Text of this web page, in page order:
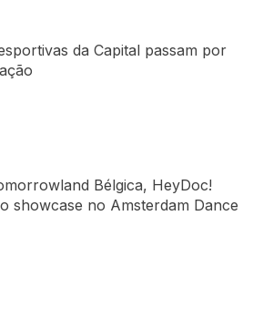
da Capital passam por
Bélgica, HeyDoc!
showcase no Amsterdam Dance